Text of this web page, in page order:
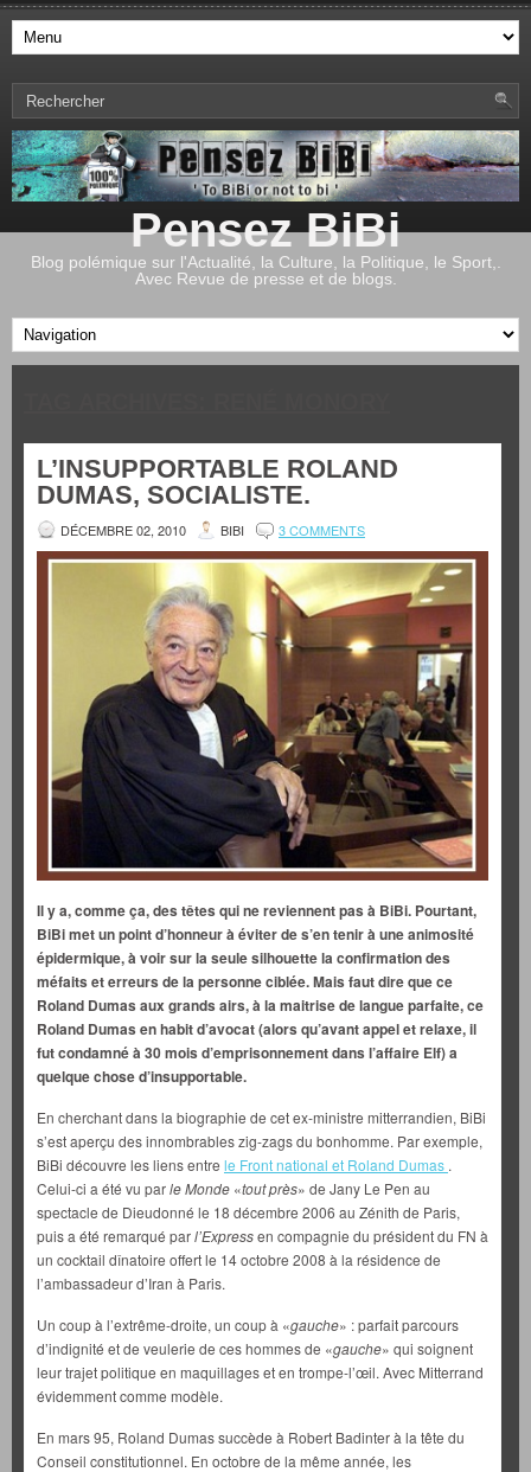
Pensez BiBi
Blog polémique sur l'Actualité, la Culture, la Politique, le Sport,.
Avec Revue de presse et de blogs.
L’INSUPPORTABLE ROLAND
DUMAS, SOCIALISTE.
DÉCEMBRE 02, 2010 BIBI 3 COMMENTS
Il y a, comme ça, des têtes qui ne reviennent pas à BiBi. Pourtant,
BiBi met un point d’honneur à éviter de s’en tenir à une animosité
épidermique, à voir sur la seule silhouette la confirmation des
méfaits et erreurs de la personne ciblée. Mais faut dire que ce
Roland Dumas aux grands airs, à la maitrise de langue parfaite, ce
Roland Dumas en habit d’avocat (alors qu’avant appel et relaxe, il
fut condamné à 30 mois d’emprisonnement dans l’affaire Elf) a
quelque chose d’insupportable.
En cherchant dans la biographie de cet ex-ministre mitterrandien, BiBi
s’est aperçu des innombrables zig-zags du bonhomme. Par exemple,
BiBi découvre les liens entre le Front national et Roland Dumas .
Celui-ci a été vu parle Monde «tout près» de Jany Le Pen au
spectacle de Dieudonné le 18 décembre 2006 au Zénith de Paris,
puis a été remarqué parl’Expressen compagnie du président du FN à
un cocktail dînatoire offert le 14 octobre 2008 à la résidence de
l’ambassadeur d’Iran à Paris.
Un coup à l’extrême-droite, un coup à «gauche» : parfait parcours
d’indignité et de veulerie de ces hommes de «gauche» qui soignent
leur trajet politique en maquillages et en trompe-l’œil. Avec Mitterrand
évidemment comme modèle.
En mars 95, Roland Dumas succède à Robert Badinter à la tête du
Conseil constitutionnel. En octobre de la même année, les